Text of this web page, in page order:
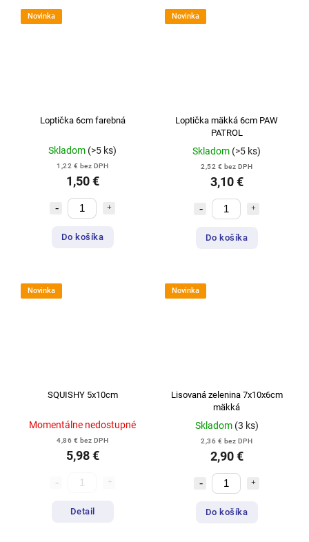
Novinka
Loptička 6cm farebná
Skladom (>5 ks)
1,22 € bez DPH
1,50 €
Do košíka
Novinka
Loptička mäkká 6cm PAW
PATROL
Skladom (>5 ks)
2,52 € bez DPH
3,10 €
Do košíka
Novinka
SQUISHY 5x10cm
Momentálne nedostupné
4,86 € bez DPH
5,98 €
Detail
Novinka
Lisovaná zelenina 7x10x6cm
mäkká
Skladom (3 ks)
2,36 € bez DPH
2,90 €
Do košíka